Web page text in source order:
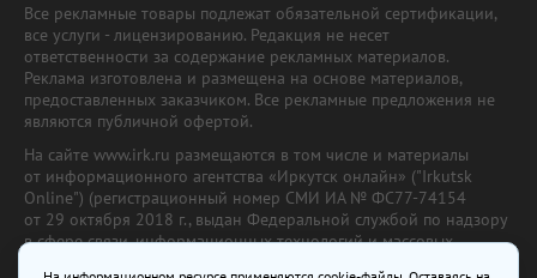
Все рекламные товары подлежат обязательной сертификации,
все услуги - лицензированию. Редакция не несет
ответственности за содержание рекламных материалов.
Реклама изготовлена и размещена на основе материалов,
предоставленных заказчиком. Все рекламные предложения не
являются публичной офертой.
На сайте www.irk.ru размещаются в том числе и материалы
от информационного агентства «Иркутск онлайн» ("Irkutsk
Online") (регистрационный номер СМИ ИА № ФС77-74154
от 29 октября 2018 г., выдан Федеральной службой по надзору
в сфере связи, информационных технологий и массовых